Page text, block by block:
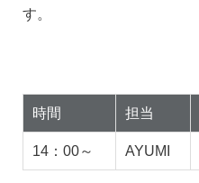
す。
時間 担当
14：00～ AYUMI